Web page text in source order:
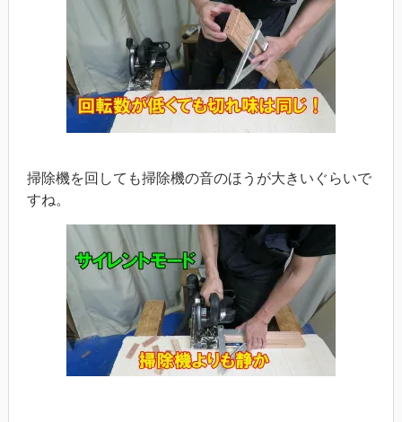
掃除機を回しても掃除機の音のほうが大きいぐらいで
すね。